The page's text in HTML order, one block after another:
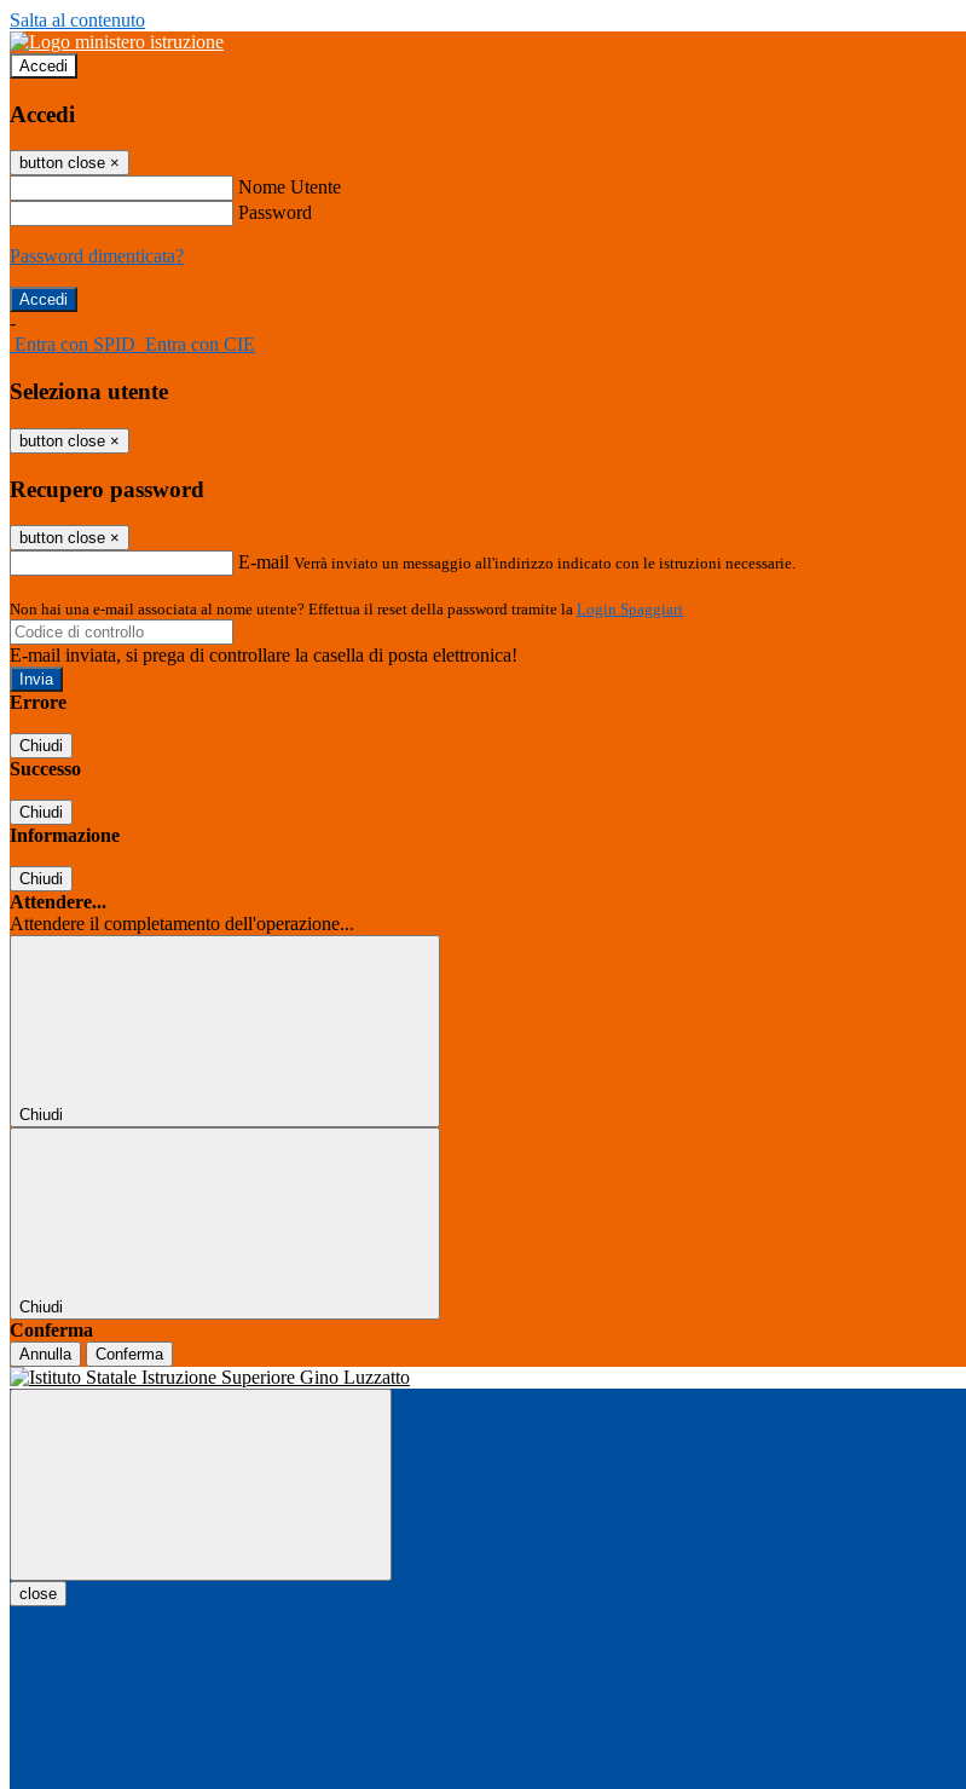
Salta al contenuto
Accedi
Accedi
button close ×
Nome Utente
Password
Password dimenticata?
-
Entra con SPID Entra con CIE
Seleziona utente
button close ×
Recupero password
button close ×
E-mail Verrà inviato un messaggio all'indirizzo indicato con le istruzioni necessarie.
Non hai una e-mail associata al nome utente? Effettua il reset della password tramite la Login Spaggiari
E-mail inviata, si prega di controllare la casella di posta elettronica!
Errore
Chiudi
Successo
Chiudi
Informazione
Chiudi
Attendere...
Attendere il completamento dell'operazione...
Chiudi
Chiudi
Conferma
Annulla Conferma
close